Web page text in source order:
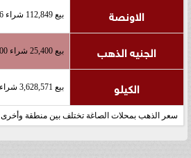
الاونصة بيع 112,849 شراء 114,626
الجنيه الذهب بيع 25,400 شراء 25,800
الكيلو بيع 3,628,571 شراء 3,685,714
سعر الذهب بمحلات الصاغة تختلف بين منطقة وأخرى